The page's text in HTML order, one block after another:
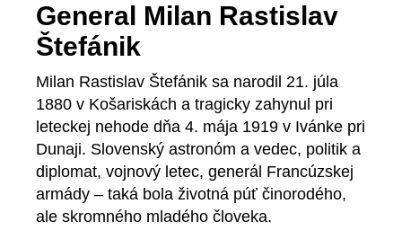
General Milan Rastislav
Štefánik
Milan Rastislav Štefánik sa narodil 21. júla
1880 v Košariskách a tragicky zahynul pri
leteckej nehode dňa 4. mája 1919 v Ivánke pri
Dunaji. Slovenský astronóm a vedec, politik a
diplomat, vojnový letec, generál Francúzskej
armády – taká bola životná púť činorodého,
ale skromného mladého človeka.